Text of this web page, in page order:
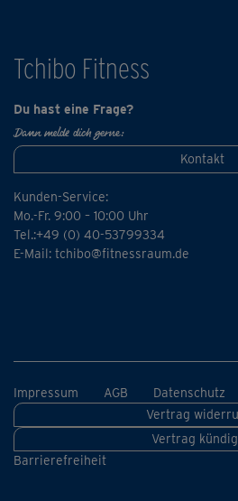
Tchibo Fitness
Du hast eine Frage?
Dann melde dich gerne:
Kontakt
Kunden-Service:
Mo.-Fr. 9:00 – 10:00 Uhr
Tel.:+49 (0) 40-53799334
E-Mail: tchibo@fitnessraum.de
Impressum AGB Datenschutz
Vertrag
Vertrag
Barrierefreiheit